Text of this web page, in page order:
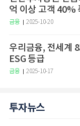
억 이상 고객 40%
금융 2025-10-20
우리금융, 전세계
ESG 등급
금융 2025-10-17
투자뉴스